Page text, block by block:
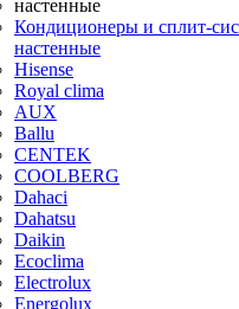
Кондиционеры и сплит-
настенные
Hisense
Royal clima
AUX
Ballu
CENTEK
COOLBERG
Dahaci
Dahatsu
Daikin
Ecoclima
Electrolux
Energolux